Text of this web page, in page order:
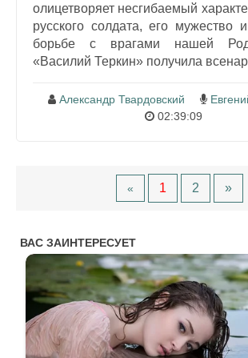
олицетворяет несгибаемый
русского солдата, его мужество
борьбе с врагами нашей
«Василий Теркин» получила
Александр Твардовский
02:39:09
« 1 2 »